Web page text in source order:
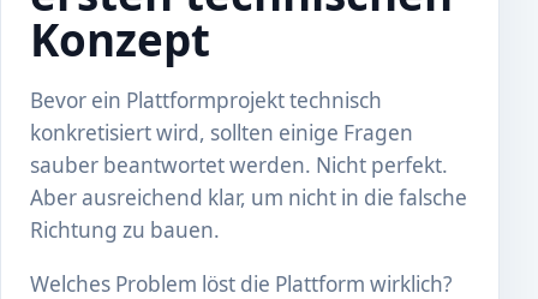
Konzept
Bevor ein Plattformprojekt technisch
konkretisiert wird, sollten einige Fragen
sauber beantwortet werden. Nicht perfekt.
Aber ausreichend klar, um nicht in die falsche
Richtung zu bauen.
Welches Problem löst die Plattform wirklich?